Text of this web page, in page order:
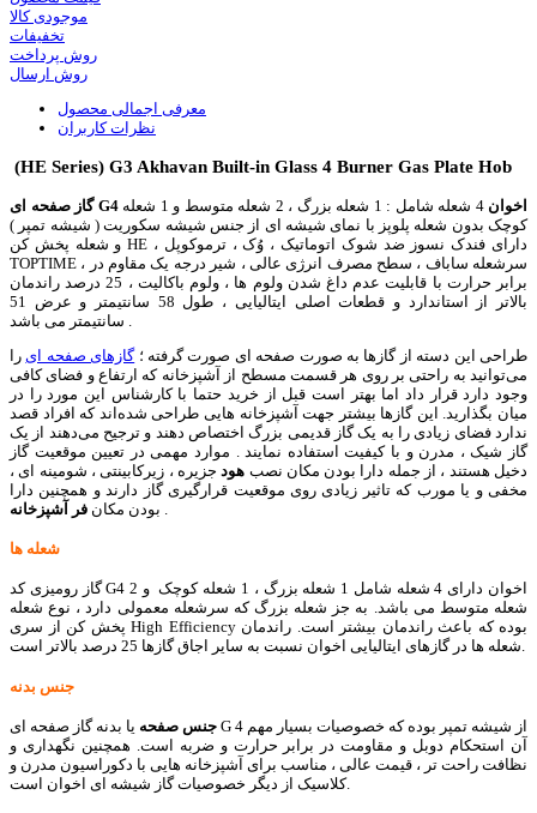
موجودی کالا
تخفیفات
روش پرداخت
روش ارسال
معرفی اجمالی محصول
نظرات کاربران
(HE Series) G3 Akhavan Built-in Glass 4 Burner Gas Plate Hob
گاز صفحه ای G4 اخوان
4 شعله شامل : 1 شعله بزرگ ، 2 شعله متوسط و 1 شعله
کوچک بدون شعله پلوپز با نمای شیشه ای از جنس شیشه سکوریت ( شیشه تمپر )
و شعله پخش کن HE ، دارای فندک نسوز ضد شوک اتوماتیک ، وُک ، ترموکوپل
TOPTIME ، سرشعله ساباف ، سطح مصرف انرژی عالی ، شیر درجه یک مقاوم در
برابر حرارت با قابلیت عدم داغ شدن ولوم ها ، ولوم باکالیت ، 25 درصد راندمان
بالاتر از استاندارد و قطعات اصلی ایتالیایی ، طول 58 سانتیمتر و عرض 51
طراحی این دسته از گازها به صورت صفحه ای صورت گرفته ؛گازهای صفحه ای را
می‌توانید به راحتی بر روی هر قسمت مسطح از آشپزخانه که ارتفاع و فضای کافی
وجود دارد قرار داد اما بهتر است قبل از خرید حتما با کارشناس این مورد را در
میان بگذارید. این گازها بیشتر جهت آشپزخانه هایی طراحی شده‌اند که افراد قصد
ندارد فضای زیادی را به یک گاز قدیمی بزرگ اختصاص دهند و ترجیح می‌دهند از یک
گاز شیک ، مدرن و با کیفیت استفاده نمایند . موارد مهمی در تعیین موقعیت گاز
دخیل هستند ، از جمله دارا بودن مکان نصب هودجزیره ، زیرکابینتی ، شومینه ای ،
مخفی و یا مورب که تاثیر زیادی روی موقعیت قرارگیری گاز دارند و همچنین دارا
بودن مکان فر آشپزخانه
شعله ها
گاز رومیزی کد G4 اخوان دارای 4 شعله شامل 1 شعله بزرگ ، 1 شعله کوچک و 2
شعله متوسط می باشد. به جز شعله بزرگ که سرشعله معمولی دارد ، نوع شعله
پخش کن از سری High Efficiency بوده که باعث راندمان بیشتر است. راندمان
شعله ها در گازهای ایتالیایی اخوان نسبت به سایر اجاق گازها 25 درصد بالاتر است.
جنس بدنه
جنس صفحه یا بدنه گاز صفحه ای G 4 از شیشه تمپر بوده که خصوصیات بسیار مهم
آن استحکام دوبل و مقاومت در برابر حرارت و ضربه است. همچنین نگهداری و
نظافت راحت تر ، قیمت عالی ، مناسب برای آشپزخانه هایی با دکوراسیون مدرن و
کلاسیک از دیگر خصوصیات گاز شیشه ای اخوان است.